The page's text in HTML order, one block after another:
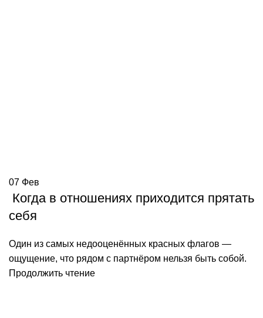
07 Фев
Когда в отношениях приходится прятать
себя
Один из самых недооценённых красных флагов —
ощущение, что рядом с партнёром нельзя быть собой.
Продолжить чтение